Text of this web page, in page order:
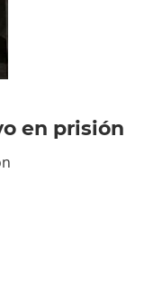
en prisión